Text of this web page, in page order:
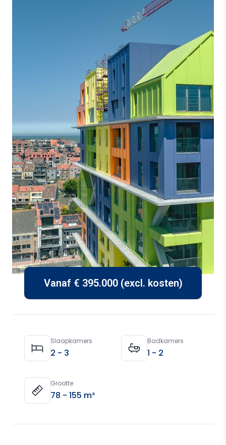
Vanaf € 395.000 (excl. kosten)
Property Details
Slaapkamers
2 - 3
Badkamers
1 - 2
Grootte
78 - 155 m²